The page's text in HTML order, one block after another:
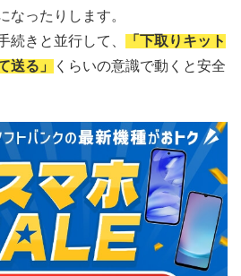
なったりします。
続きと並行して、
「下取りキット
送る」
くらいの意識で動くと安全